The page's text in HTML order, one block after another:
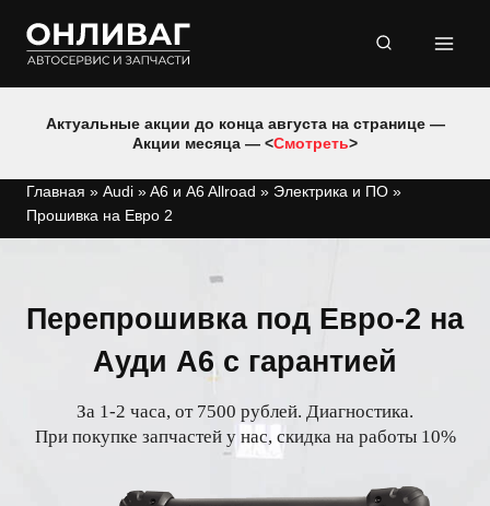
содержимому
Актуальные акции до конца августа на странице —
Акции месяца — <Смотреть>
Главная » Audi »A6 и A6 Allroad » Электрика и ПО »
Прошивка на Евро 2
Перепрошивка под Евро-2 на
Ауди А6 с гарантией
За 1-2 часа, от 7500 рублей. Диагностика.
При покупке запчастей у нас, скидка на работы 10%